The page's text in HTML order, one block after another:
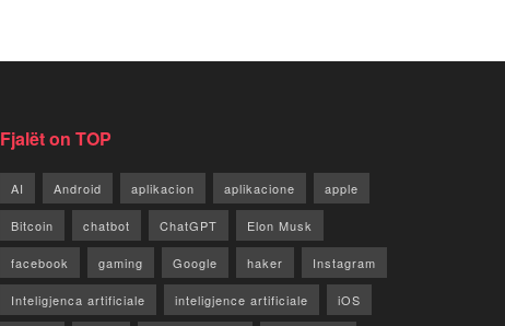
Fjalët on TOP
AI Android aplikacion aplikacione apple
Bitcoin chatbot ChatGPT Elon Musk
facebook gaming Google haker Instagram
Inteligjenca artificiale inteligjence artificiale iOS